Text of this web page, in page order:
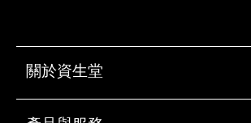
關於資生堂